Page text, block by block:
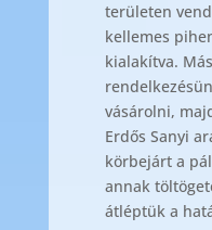
területen
kellemes
kialakítva.
vásárolni,
Erdős Sanyi
körbejárt a
annak
átléptük a